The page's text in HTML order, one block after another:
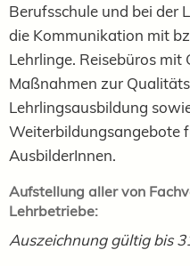
Berufsschule und bei der
die Kommunikation mit
Lehrlinge. Reisebüros mit
Maßnahmen zur
Lehrlingsausbildung
Weiterbildungsangebote
AusbilderInnen.
Aufstellung aller von
Lehrbetriebe:
Auszeichnung gültig bis